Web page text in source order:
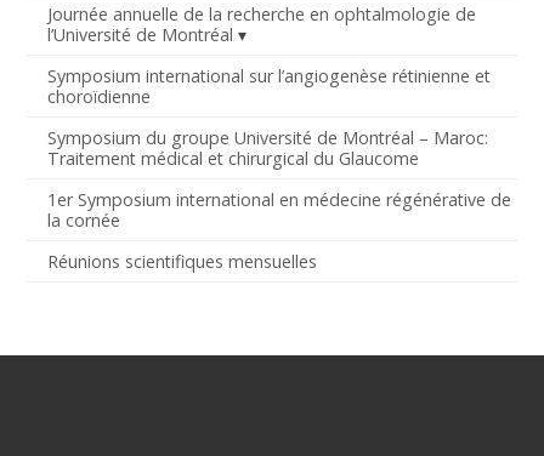
Journée annuelle de la recherche en ophtalmologie de
l’Université de Montréal
Symposium international sur l’angiogenèse rétinienne et
choroïdienne
Symposium du groupe Université de Montréal – Maroc:
Traitement médical et chirurgical du Glaucome
1er Symposium international en médecine régénérative de
la cornée
Réunions scientifiques mensuelles